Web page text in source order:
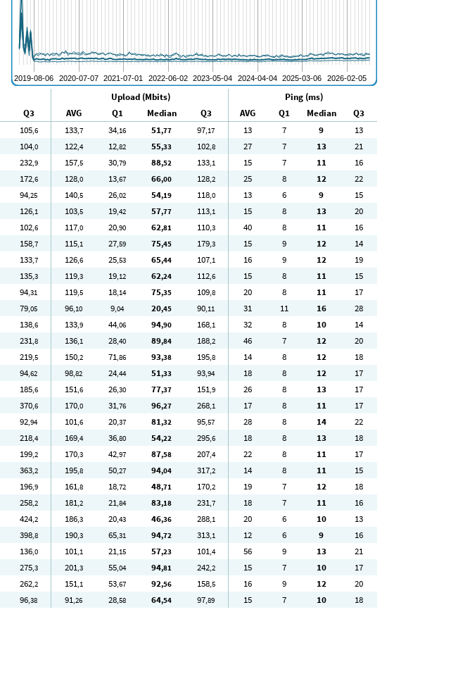
Upload (Mbits)
Ping (ms)
Q3 AVG Q1 Median Q3 AVG Q1 Median
Q3
105,6 133,7 34,16 51,77 97,17 13 7 9
13
104,0 122,4 12,82 55,33 102,8 27 7 13
21
232,9 157,5 30,79 88,52 133,1 15 7 11
16
172,6 128,0 13,67 66,00 128,2 25 8 12
22
94,25 140,5 26,02 54,19 118,0 13 6 9
15
126,1 103,5 19,42 57,77 113,1 15 8 13
20
102,6 117,0 20,90 62,81 110,3 40 8 11
16
158,7 115,1 27,59 75,45 179,3 15 9 12
14
133,7 126,6 25,53 65,44 107,1 16 9 12
19
135,3 119,3 19,12 62,24 112,6 15 8 11
15
94,31 119,5 18,14 75,35 109,8 20 8 11
17
79,05 96,10 9,04 20,45 90,11 31 11 16
28
138,6 133,9 44,06 94,90 168,1 32 8 10
14
231,8 136,1 28,40 89,84 188,2 46 7 12
20
219,5 150,2 71,86 93,38 195,8 14 8 12
18
94,62 98,82 24,44 51,33 93,94 18 8 12
17
185,6 151,6 26,30 77,37 151,9 26 8 13
17
370,6 170,0 31,76 96,27 268,1 17 8 11
17
92,94 101,6 20,37 81,32 95,57 28 8 14
22
218,4 169,4 36,80 54,22 295,6 18 8 13
18
199,2 170,3 42,97 87,58 207,4 22 8 11
17
363,2 195,8 50,27 94,04 317,2 14 8 11
15
196,9 161,8 18,72 48,71 170,2 19 7 12
18
258,2 181,2 21,84 83,18 231,7 18 7 11
16
424,2 186,3 20,43 46,36 288,1 20 6 10
13
398,8 190,3 65,31 94,72 313,1 12 6 9
16
136,0 101,1 21,15 57,23 101,4 56 9 13
21
275,3 201,3 55,04 94,81 242,2 15 7 10
17
262,2 151,1 53,67 92,56 158,5 16 9 12
20
96,38 91,26 28,58 64,54 97,89 15 7 10 18